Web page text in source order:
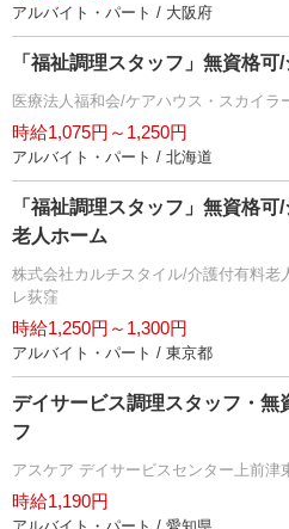
アルバイト・パート / 大阪府
「福祉調理スタッフ」無資格
医療法人福和会/ケアハウス・スカイラ
時給1,075円～1,250円
アルバイト・パート / 北海道
「福祉調理スタッフ」無資格
老人ホーム
株式会社カルチスタイル/介護付有料老
レ荻窪
時給1,250円～1,300円
アルバイト・パート / 東京都
デイサービス調理スタッフ・無
フ
アスケア デイサービスセンター上前津
時給1,190円